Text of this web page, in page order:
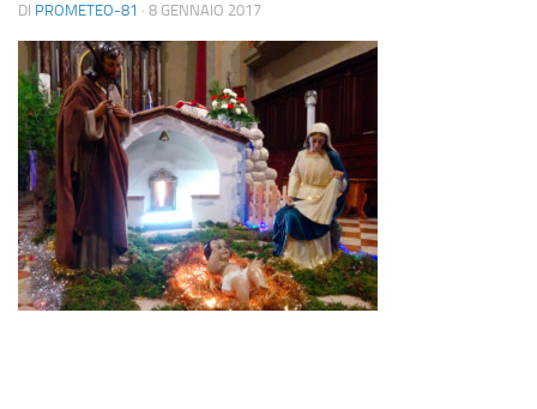
DI PROMETEO-81 · 8 GENNAIO 2017